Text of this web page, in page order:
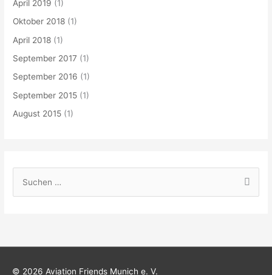
April 2019 (1)
Oktober 2018 (1)
April 2018 (1)
September 2017 (1)
September 2016 (1)
September 2015 (1)
August 2015 (1)
e
n
© 2026 Aviation Friends Munich e. V.